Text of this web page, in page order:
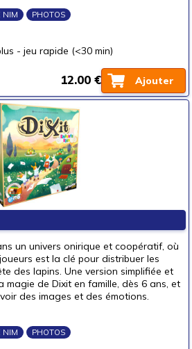
NIM PHOTOS
- jeu rapide (<30 min)
Ajouter
12.00 €
un univers onirique et coopératif, où
est la clé pour distribuer les
des lapins. Une version simplifiée et
de Dixit en famille, dès 6 ans, et
des images et des émotions.
NIM PHOTOS